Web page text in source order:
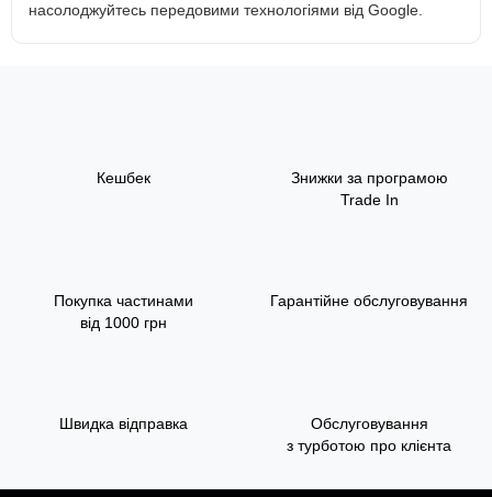
насолоджуйтесь передовими технологіями від Google.
Кешбек
Знижки за програмою
Trade In
Покупка частинами
від 1000 грн
Гарантійне обслуговування
Швидка відправка
Обслуговування
з турботою про клієнта